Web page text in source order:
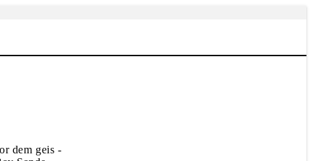
dem geis -